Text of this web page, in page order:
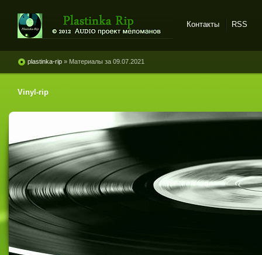
винила и магнитоальбомов
Контакты RSS
plastinka-rip » Материалы за 09.07.2021
Vinyl-rip